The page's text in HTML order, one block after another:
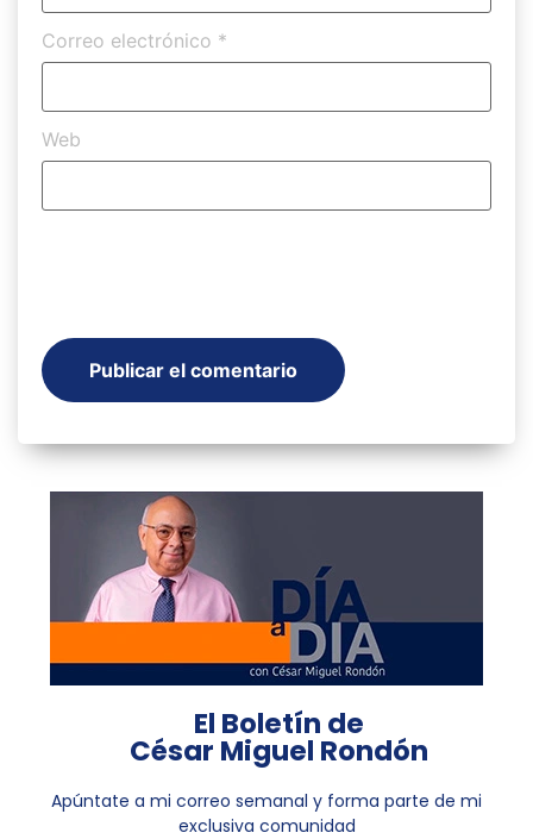
Correo electrónico *
Web
El Boletín de
César Miguel Rondón
Apúntate a mi correo semanal y forma parte de mi
exclusiva comunidad